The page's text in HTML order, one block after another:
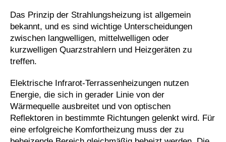
Das Prinzip der Strahlungsheizung ist allgemein
bekannt, und es sind wichtige Unterscheidungen
zwischen langwelligen, mittelwelligen oder
kurzwelligen Quarzstrahlern und Heizgeräten zu
treffen.
Elektrische Infrarot-Terrassenheizungen nutzen
Energie, die sich in gerader Linie von der
Wärmequelle ausbreitet und von optischen
Reflektoren in bestimmte Richtungen gelenkt wird. Für
eine erfolgreiche Komfortheizung muss der zu